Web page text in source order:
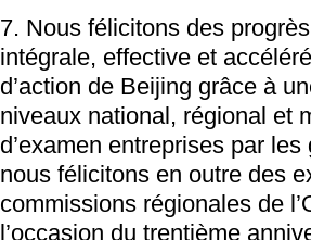
7. Nous félicitons des
intégrale, effective et
d’action de Beijing grâce à
niveaux national, régional et
d’examen entreprises par
nous félicitons en outre des
commissions régionales de
l’occasion du trentième